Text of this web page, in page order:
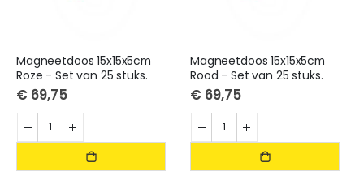
Magneetdoos 15x15x5cm
Roze - Set van 25 stuks.
€ 69,75
Magneetdoos 15x15x5cm
Rood - Set van 25 stuks.
€ 69,75